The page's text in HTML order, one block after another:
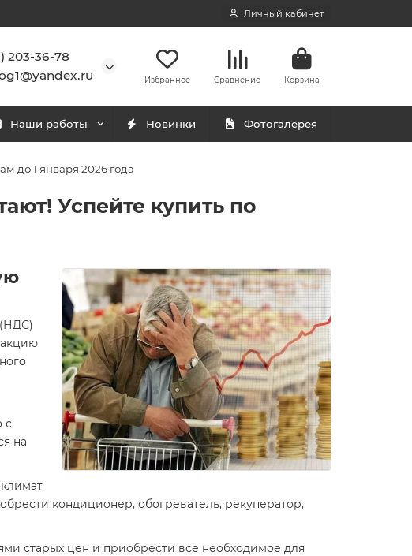
Личный кабинет
203-36-78
Избранное Сравнение Корзина
Наши работы Новинки Фотогалерея
до 1 января 2026 года
Успейте купить по
(НДС)
с
на
кондиционер, обогреватель, рекуператор,
старых цен и приобрести все необходимое для